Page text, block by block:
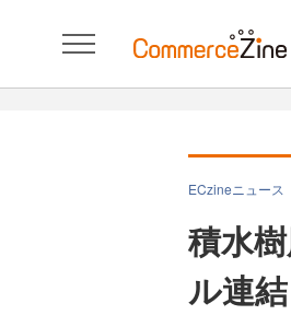
ECzineニュース
積水
ル連